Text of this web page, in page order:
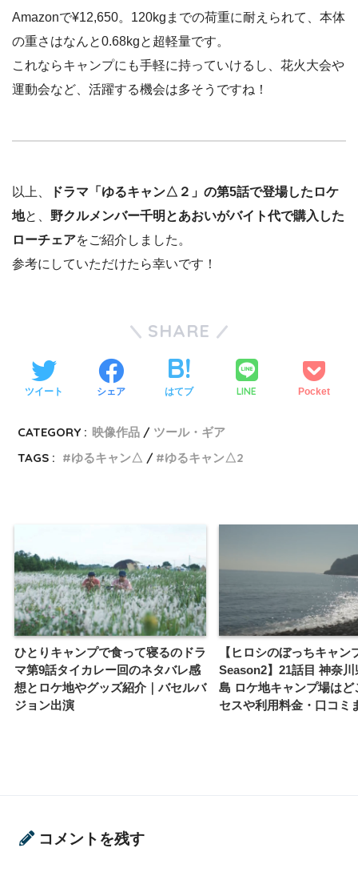
Amazonで¥12,650。120kgまでの荷重に耐えられて、本体
の重さはなんと0.68kgと超軽量です。
これならキャンプにも手軽に持っていけるし、花火大会や
運動会など、活躍する機会は多そうですね！
以上、
ドラマ「ゆるキャン△２」の第5話で登場したロケ
地と、 野クルメンバー千明とあおいがバイト代で購入した
ローチェアをご紹介しました。
参考にしていただけたら幸いです！
SHARE
ツイート シェア はてブ LINE Pocket
CATEGORY : 映像作品
ツール・ギア
TAGS :
ゆるキャン△ ゆるキャン△2
ひとりキャンプで食って寝るのドラ
マ第9話タイカレー回のネタバレ感
想とロケ地やグッズ紹介｜バセルバ
ジョン出演
【ヒロシのぼっちキャン
Season2】21話目 神奈川
島 ロケ地キャンプ場はど
セスや利用料金・口コミ
コメントを残す